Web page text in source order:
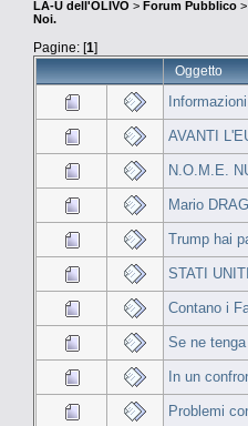
LA-U dell'OLIVO > Forum Pubblico >
Noi.
Pagine: [1]
Oggetto
AVANTI
N.O.M.E.
Mario
Trump hai
STATI
Contano i
Se ne
In un
Problemi